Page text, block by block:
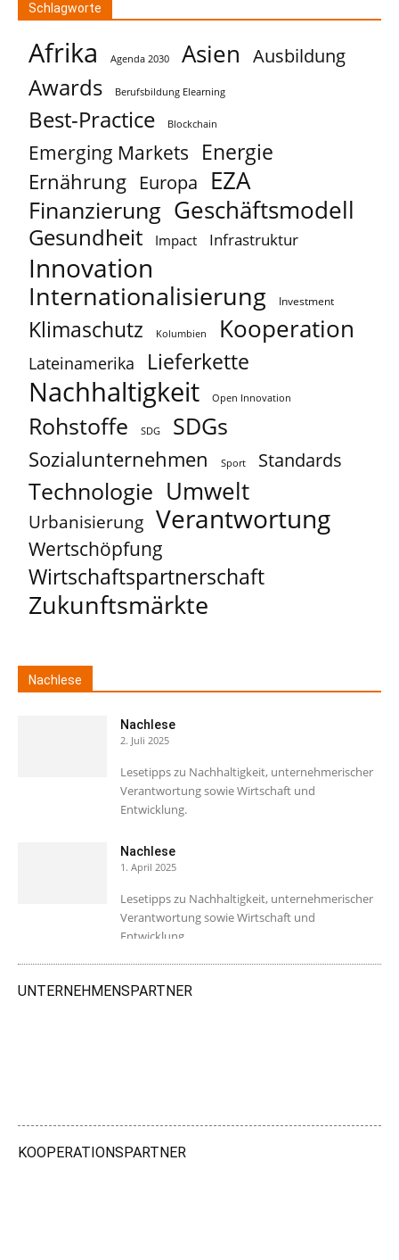
Schlagworte
Afrika Agenda 2030 Asien Ausbildung
Awards Berufsbildung Elearning
Best-Practice Blockchain
Emerging Markets Energie
Ernährung Europa EZA
Finanzierung Geschäftsmodell
Gesundheit Impact Infrastruktur
Innovation
Internationalisierung Investment
Klimaschutz Kolumbien Kooperation
Lateinamerika Lieferkette
Nachhaltigkeit Open Innovation
Rohstoffe SDG SDGs
Sozialunternehmen Sport Standards
Technologie Umwelt
Urbanisierung Verantwortung
Wertschöpfung
Wirtschaftspartnerschaft
Zukunftsmärkte
Nachlese
Nachlese
2. Juli 2025
Lesetipps zu Nachhaltigkeit, unternehmerischer
Verantwortung sowie Wirtschaft und
Entwicklung.
Nachlese
1. April 2025
Lesetipps zu Nachhaltigkeit, unternehmerischer
Verantwortung sowie Wirtschaft und
Entwicklung.
UNTERNEHMENSPARTNER
KOOPERATIONSPARTNER